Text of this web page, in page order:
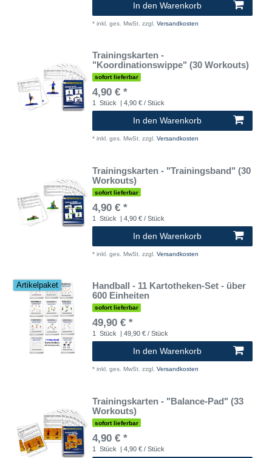
In den Warenkorb
* inkl. ges. MwSt. zzgl. Versandkosten
Trainingskarten -
"Koordinationswippe" (30 Workouts)
sofort lieferbar
4,90 € *
1 Stück | 4,90 € / Stück
In den Warenkorb
* inkl. ges. MwSt. zzgl. Versandkosten
Trainingskarten - "Trainingsband" (30
Workouts)
sofort lieferbar
4,90 € *
1 Stück | 4,90 € / Stück
In den Warenkorb
* inkl. ges. MwSt. zzgl. Versandkosten
Artikelpaket
Handball - 11 Kartotheken-Set - über
600 Einheiten
sofort lieferbar
49,90 € *
1 Stück | 49,90 € / Stück
In den Warenkorb
* inkl. ges. MwSt. zzgl. Versandkosten
Trainingskarten - "Balance-Pad" (33
Workouts)
sofort lieferbar
4,90 € *
1 Stück | 4,90 € / Stück